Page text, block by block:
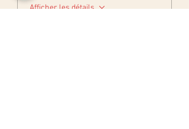
Afficher les détails